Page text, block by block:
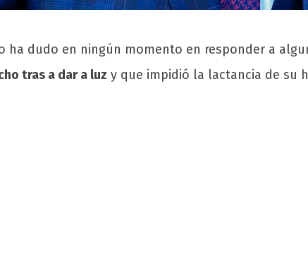
ha dudo en ningún momento en responder a
tras a dar a luz y que impidió la lactancia de su